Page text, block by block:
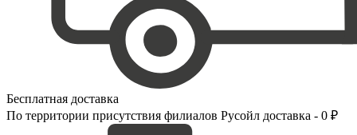
Бесплатная доставка
По территории присутствия филиалов Русойл доставка - 0 ₽